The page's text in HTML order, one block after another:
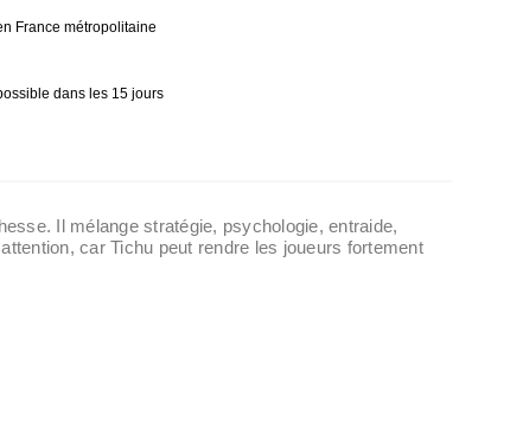
France métropolitaine
dans les 15 jours
Il mélange stratégie, psychologie, entraide,
car Tichu peut rendre les joueurs fortement